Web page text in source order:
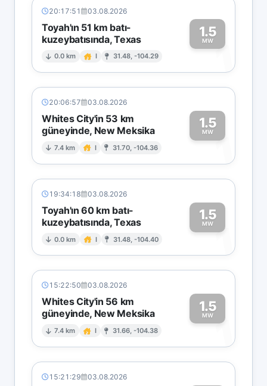
20:17:51 03.08.2026
Toyah'ın 51 km batı-
kuzeybatısında, Texas
0.0 km I 31.48, -104.29
1.5
MW1
20:06:57 03.08.2026
Whites City'in 53 km
güneyinde, New Meksika
7.4 km I 31.70, -104.36
1.5
MW1
19:34:18 03.08.2026
Toyah'ın 60 km batı-
kuzeybatısında, Texas
0.0 km I 31.48, -104.40
1.5
MW1
15:22:50 03.08.2026
Whites City'in 56 km
güneyinde, New Meksika
7.4 km I 31.66, -104.38
1.5
MW1
15:21:29 03.08.2026